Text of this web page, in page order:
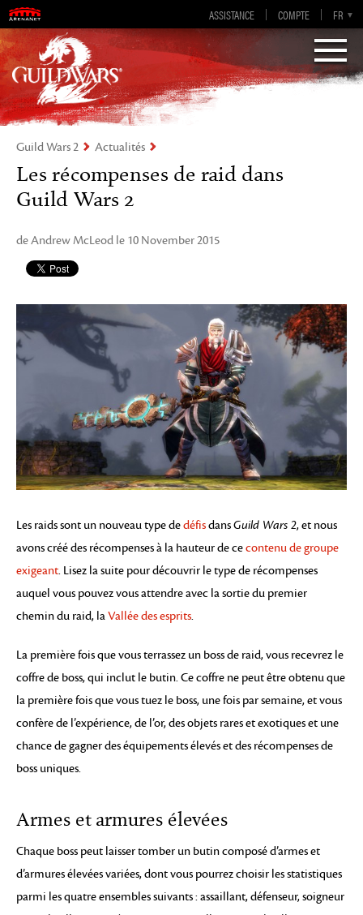
ASSISTANCE COMPTE FR
EN
DE
ES
EN-GB
Visions of Eternity
Guild Wars 2
Guild Wars 2 Actualités
Les récompenses de raid dans
Guild Wars 2
de Andrew McLeod le 10 November 2015
Les raids sont un nouveau type dedéfisdansGuild Wars 2, et nous
avons créé des récompenses à la hauteur de cecontenu de groupe
exigeant. Lisez la suite pour découvrir le type de récompenses
auquel vous pouvez vous attendre avec la sortie du premier
chemin du raid, laVallée des esprits.
La première fois que vous terrassez un boss de raid, vous recevrez le
coffre de boss, qui inclut le butin. Ce coffre ne peut être obtenu que
la première fois que vous tuez le boss, une fois par semaine, et vous
confère de l’expérience, de l’or, des objets rares et exotiques et une
chance de gagner des équipements élevés et des récompenses de
boss uniques.
Armes et armures élevées
Chaque boss peut laisser tomber un butin composé d’armes et
d’armures élevées variées, dont vous pourrez choisir les statistiques
parmi les quatre ensembles suivants : assaillant, défenseur, soigneur